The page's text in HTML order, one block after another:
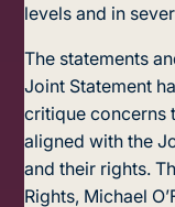
levels and in
The statements
Joint Statement
critique concerns
aligned with the
and their rights.
Rights, Michael